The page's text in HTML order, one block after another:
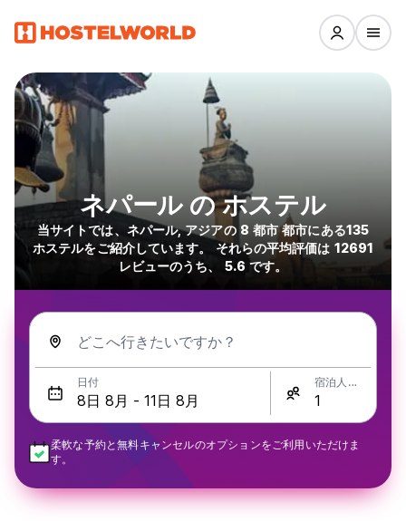
ネパール の ホステル
当サイトでは、ネパール, アジアの 8 都市 都市にある135
ホステルをご紹介しています。 それらの平均評価は 12691
レビューのうち、 5.6 です。
どこへ行きたいですか？
日付 宿泊人数
柔軟な予約と無料キャンセルのオプションをご利用いただけま
す。